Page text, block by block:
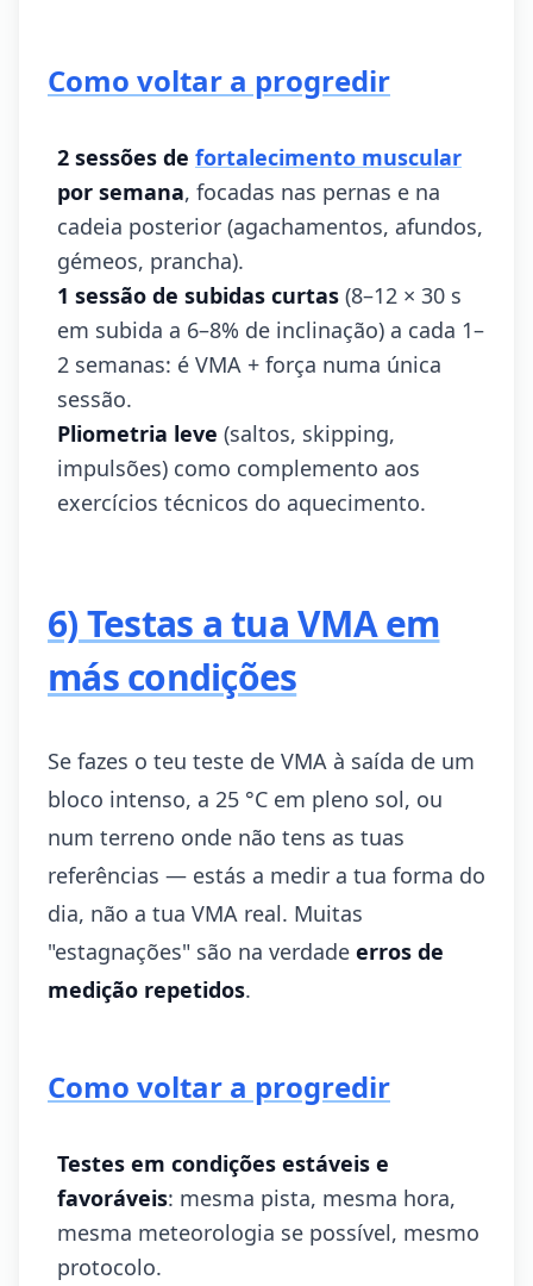
Como voltar a progredir
2 sessões de fortalecimento muscular
por semana, focadas nas pernas e na
cadeia posterior (agachamentos, afundos,
gémeos, prancha).
1 sessão de subidas curtas (8–12 × 30 s
em subida a 6–8% de inclinação) a cada 1–
2 semanas: é VMA + força numa única
sessão.
Pliometria leve (saltos, skipping,
impulsões) como complemento aos
exercícios técnicos do aquecimento.
6) Testas a tua VMA em
más condições
Se fazes o teu teste de VMA à saída de um
bloco intenso, a 25 °C em pleno sol, ou
num terreno onde não tens as tuas
referências — estás a medir a tua forma do
dia, não a tua VMA real. Muitas
"estagnações" são na verdade erros de
medição repetidos.
Como voltar a progredir
Testes em condições estáveis e
favoráveis: mesma pista, mesma hora,
mesma meteorologia se possível, mesmo
protocolo.